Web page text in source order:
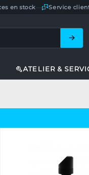
en stock Service
ATELIER &